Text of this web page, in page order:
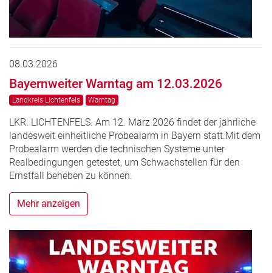
08.03.2026
Bayernweiter Warntag am 12.03.2026
Landkreis Lichtenfels Warntag
LKR. LICHTENFELS. Am 12. März 2026 findet der jährliche
landesweit einheitliche Probealarm in Bayern statt.Mit dem
Probealarm werden die technischen Systeme unter
Realbedingungen getestet, um Schwachstellen für den
Ernstfall beheben zu können.
Mehr anzeigen